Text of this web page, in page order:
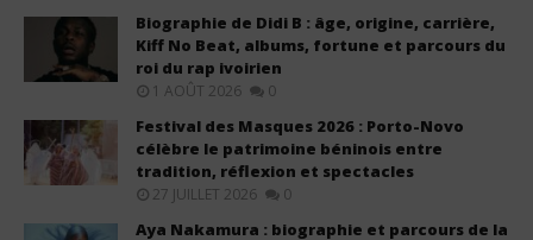
Biographie de Didi B : âge, origine, carrière,
Kiff No Beat, albums, fortune et parcours du
roi du rap ivoirien
1 AOÛT 2026 0
Festival des Masques 2026 : Porto-Novo
célèbre le patrimoine béninois entre
tradition, réflexion et spectacles
27 JUILLET 2026 0
Aya Nakamura : biographie et parcours de la